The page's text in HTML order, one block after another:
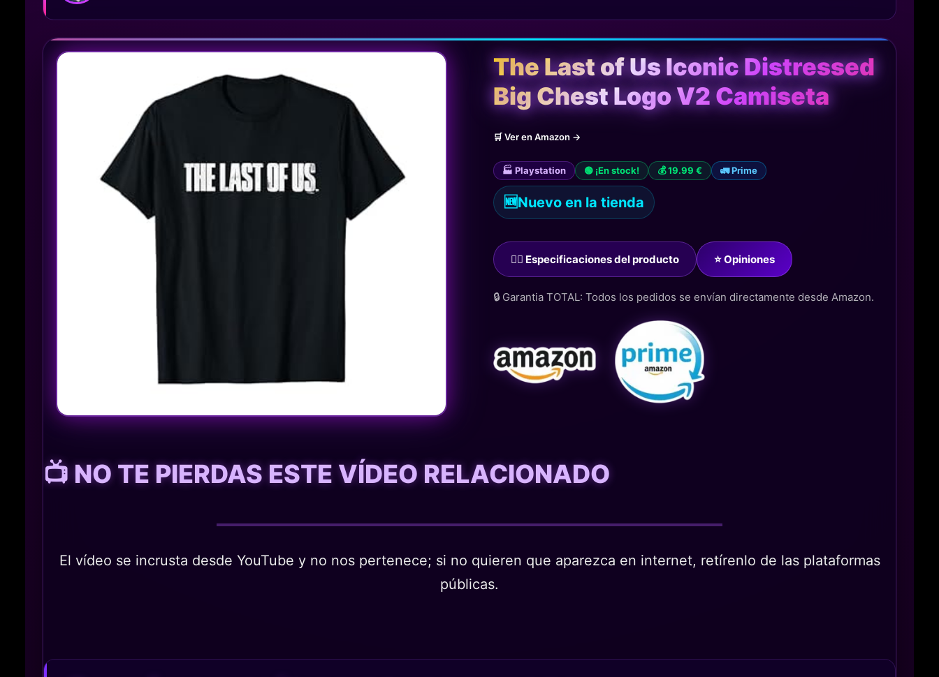
The Last of Us Iconic Distressed
Big Chest Logo V2 Camiseta
🛒 Ver en Amazon →
🏭 Playstation 🟢 ¡En stock! 💰 19.99 € 🚛 Prime
🆕Nuevo en la tienda
🙋‍♂️ Especificaciones del producto ⭐ Opiniones
🔒 Garantia TOTAL: Todos los pedidos se envían directamente desde Amazon.
📺 NO TE PIERDAS ESTE VÍDEO RELACIONADO
El vídeo se incrusta desde YouTube y no nos pertenece; si no quieren que aparezca en internet, retírenlo de las plataformas
públicas.